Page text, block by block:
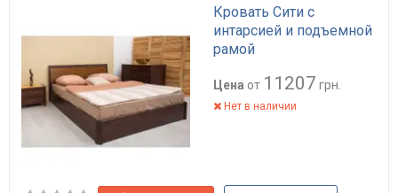
Кровать Сити с
интарсией и подъемной
рамой
Цена от 11207 грн.
Нет в наличии